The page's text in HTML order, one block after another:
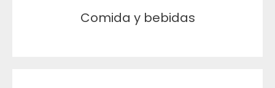
Comida y bebidas